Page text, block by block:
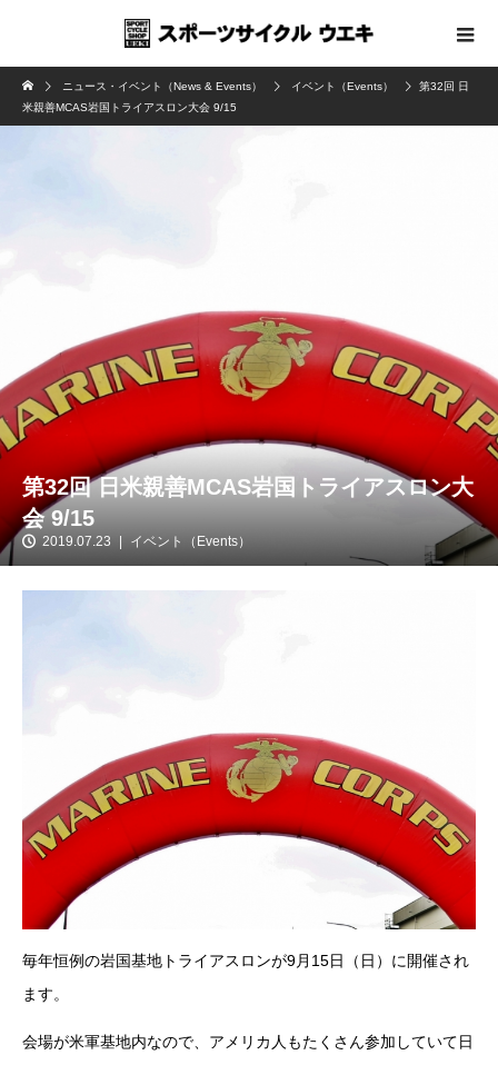
ニュース・イベント（News & Events） イベント（Events）
第32回 日
米親善MCAS岩国トライアスロン大会 9/15
第32回 日米親善MCAS岩国トライアスロン大
会 9/15
2019.07.23 イベント（Events）
毎年恒例の岩国基地トライアスロンが9月15日（日）に開催され
ます。
会場が米軍基地内なので、アメリカ人もたくさん参加していて日